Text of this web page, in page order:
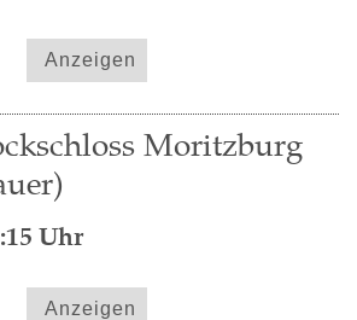
Anzeigen
Moritzburg
Uhr
Anzeigen